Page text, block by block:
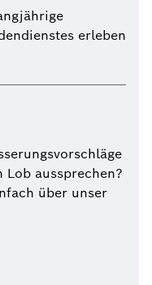
erleben
aussprechen?
über unser